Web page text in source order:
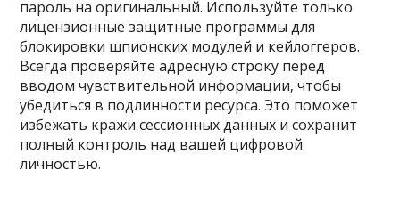
пароль на оригинальный. Используйте только
лицензионные защитные программы для
блокировки шпионских модулей и кейлоггеров.
Всегда проверяйте адресную строку перед
вводом чувствительной информации‚ чтобы
убедиться в подлинности ресурса. Это поможет
избежать кражи сессионных данных и сохранит
полный контроль над вашей цифровой
личностью.